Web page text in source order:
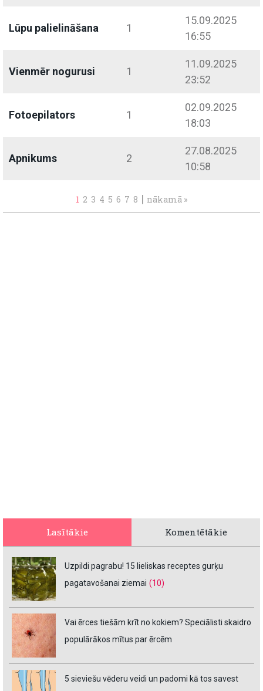
Lūpu palielināšana 1
15.09.2025
16:55
Vienmēr nogurusi 1
11.09.2025
23:52
Fotoepilators 1
02.09.2025
18:03
Apnikums 2
27.08.2025
10:58
1 2 3 4 5 6 7 8 | nākamā »
Lasītākie Komentētākie
Uzpildi pagrabu! 15 lieliskas receptes gurķu
pagatavošanai ziemai (10)
Vai ērces tiešām krīt no kokiem? Speciālisti skaidro
populārākos mītus par ērcēm
5 sieviešu vēderu veidi un padomi kā tos savest